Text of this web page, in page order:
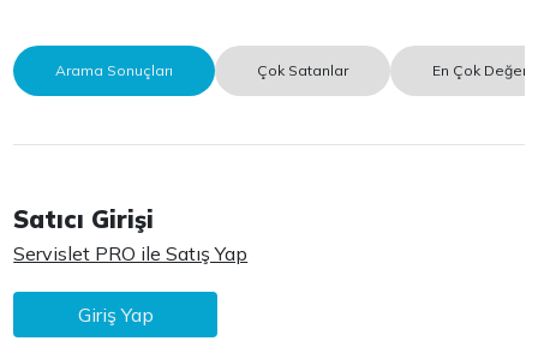
Arama Sonuçları Çok Satanlar En Çok
Satıcı Girişi
Servislet PRO ile Satış Yap
Giriş Yap